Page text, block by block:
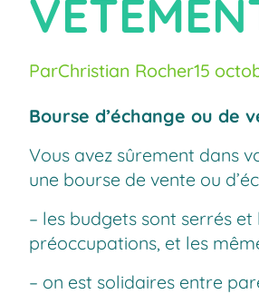
ParChristian Rocher15
Bourse d’échange ou de
Vous avez sûrement dans
une bourse de vente ou
– les budgets sont serrés
préoccupations, et les
– on est solidaires entre